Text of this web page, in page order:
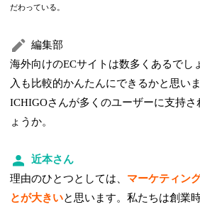
だわっている。
編集部
海外向けのECサイトは数多くあるでし
入も比較的かんたんにできるかと思い
ICHIGOさんが多くのユーザーに支持さ
ょうか。
近本さん
理由のひとつとしては、 マーケティン
とが大きいと思います。私たちは創業